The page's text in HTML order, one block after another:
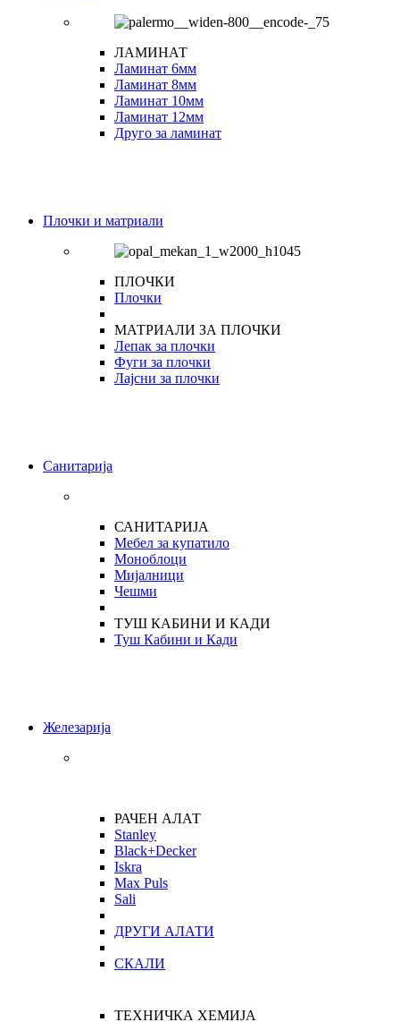
ЛАМИНАТ
Ламинат 6мм
Ламинат 8мм
Ламинат 10мм
Ламинат 12мм
Друго за ламинат
Плочки и матриали
ПЛОЧКИ
Плочки
МАТРИАЛИ ЗА ПЛОЧКИ
Лепак за плочки
Фуги за плочки
Лајсни за плочки
Санитарија
САНИТАРИЈА
Мебел за купатило
Моноблоци
Мијалници
Чешми
ТУШ КАБИНИ И КАДИ
Туш Кабини и Кади
Железарија
РАЧЕН АЛАТ
Stanley
Black+Decker
Iskra
Max Puls
Sali
ДРУГИ АЛАТИ
СКАЛИ
ТЕХНИЧКА ХЕМИЈА